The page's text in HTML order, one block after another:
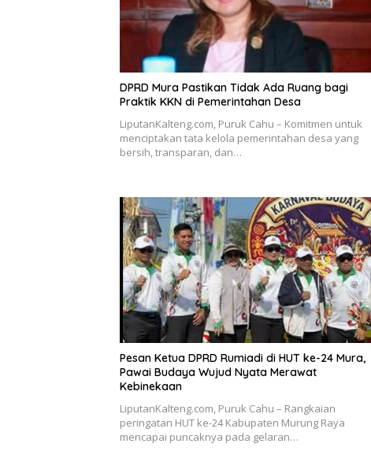
DPRD Mura Pastikan Tidak Ada Ruang bagi
Praktik KKN di Pemerintahan Desa
LiputanKalteng.com, Puruk Cahu – Komitmen untuk
menciptakan tata kelola pemerintahan desa yang
bersih, transparan, dan…
Pesan Ketua DPRD Rumiadi di HUT ke-24 Mura,
Pawai Budaya Wujud Nyata Merawat
Kebinekaan
LiputanKalteng.com, Puruk Cahu – Rangkaian
peringatan HUT ke-24 Kabupaten Murung Raya
mencapai puncaknya pada gelaran…